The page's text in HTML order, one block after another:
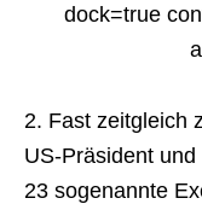
dock=true
2. Fast zeitgleich
US-Präsident
23 sogenannte